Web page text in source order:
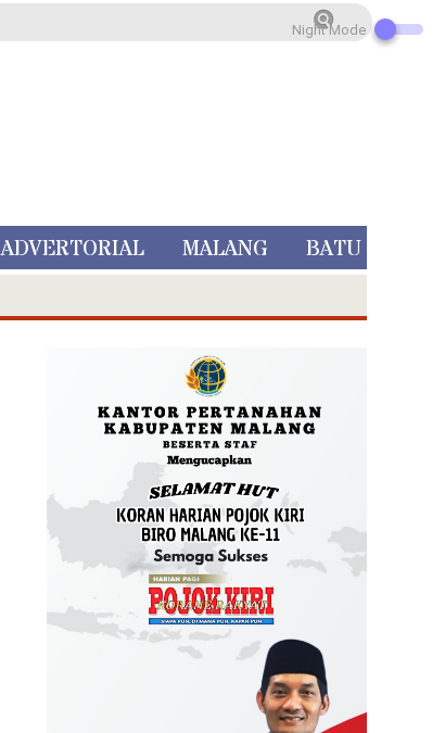
ADVERTORIAL MALANG BATU
Night Mode